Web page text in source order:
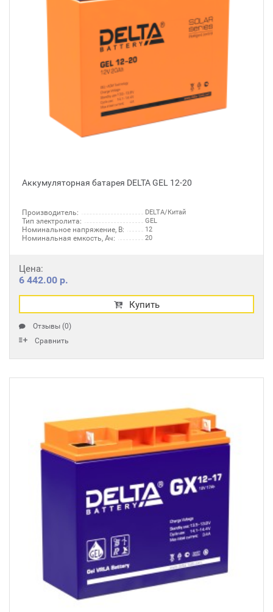
Аккумуляторная батарея DELTA GEL 12-20
Производитель: DELTA/Китай
Тип электролита: GEL
Номинальное напряжение, В: 12
Номинальная емкость, Ач: 20
Цена:
6 442.00 р.
Купить
Отзывы (0)
Сравнить